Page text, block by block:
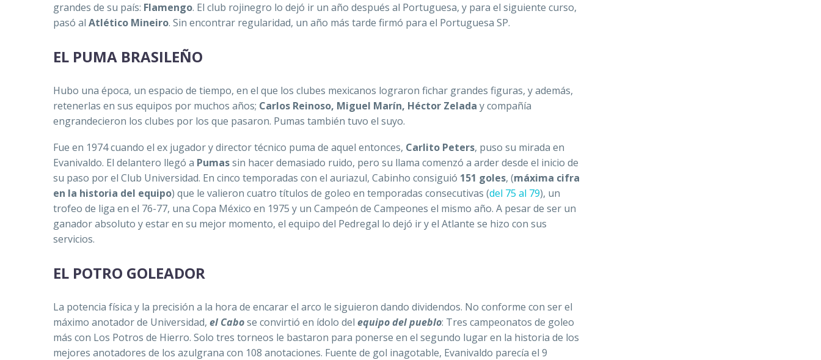
grandes de su país: Flamengo. El club rojinegro lo dejó ir un año después al Portuguesa, y para el siguiente curso,
pasó al Atlético Mineiro. Sin encontrar regularidad, un año más tarde firmó para el Portuguesa SP.
EL PUMA BRASILEÑO
Hubo una época, un espacio de tiempo, en el que los clubes mexicanos lograron fichar grandes figuras, y además,
retenerlas en sus equipos por muchos años; Carlos Reinoso, Miguel Marín, Héctor Zelada y compañía
engrandecieron los clubes por los que pasaron. Pumas también tuvo el suyo.
Fue en 1974 cuando el ex jugador y director técnico puma de aquel entonces, Carlito Peters, puso su mirada en
Evanivaldo. El delantero llegó a Pumassin hacer demasiado ruido, pero su llama comenzó a arder desde el inicio de
su paso por el Club Universidad. En cinco temporadas con el auriazul, Cabinho consiguió 151 goles, (máxima cifra
en la historia del equipo) que le valieron cuatro títulos de goleo en temporadas consecutivas (del 75 al 79), un
trofeo de liga en el 76-77, una Copa México en 1975 y un Campeón de Campeones el mismo año. A pesar de ser un
ganador absoluto y estar en su mejor momento, el equipo del Pedregal lo dejó ir y el Atlante se hizo con sus
servicios.
EL POTRO GOLEADOR
La potencia física y la precisión a la hora de encarar el arco le siguieron dando dividendos. No conforme con ser el
máximo anotador de Universidad, el Cabose convirtió en ídolo del equipo del pueblo: Tres campeonatos de goleo
más con Los Potros de Hierro. Solo tres torneos le bastaron para ponerse en el segundo lugar en la historia de los
mejores anotadores de los azulgrana con 108 anotaciones. Fuente de gol inagotable, Evanivaldo parecía el 9